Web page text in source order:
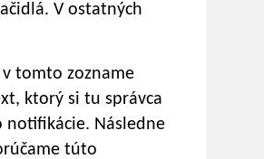
V ostatných
v tomto zozname
ktorý si tu správca
Následne
túto